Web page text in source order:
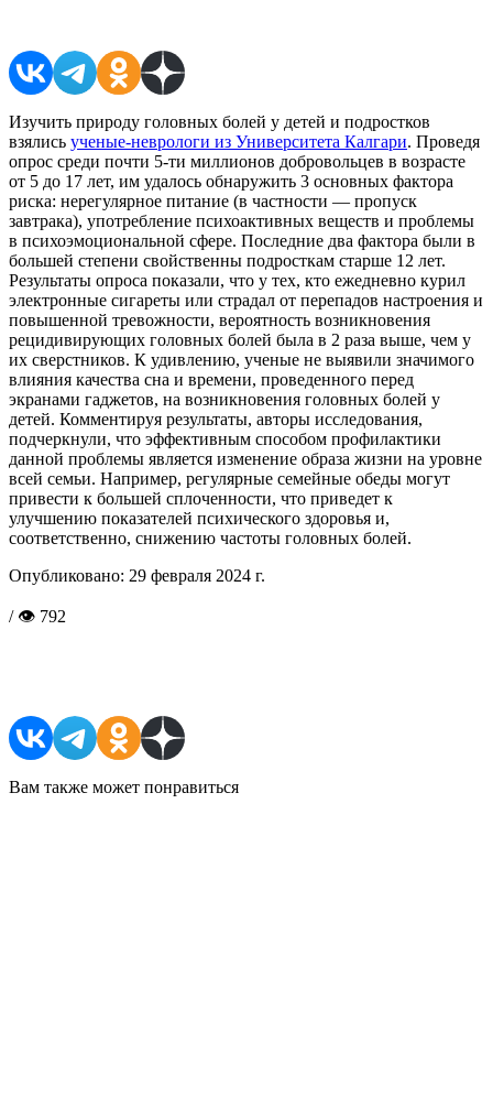
Изучить природу головных болей у детей и подростков
взялись ученые-неврологи из Университета Калгари. Проведя
опрос среди почти 5-ти миллионов добровольцев в возрасте
от 5 до 17 лет, им удалось обнаружить 3 основных фактора
риска: нерегулярное питание (в частности — пропуск
завтрака), употребление психоактивных веществ и проблемы
в психоэмоциональной сфере. Последние два фактора были в
большей степени свойственны подросткам старше 12 лет.
Результаты опроса показали, что у тех, кто ежедневно курил
электронные сигареты или страдал от перепадов настроения и
повышенной тревожности, вероятность возникновения
рецидивирующих головных болей была в 2 раза выше, чем у
их сверстников. К удивлению, ученые не выявили значимого
влияния качества сна и времени, проведенного перед
экранами гаджетов, на возникновения головных болей у
детей. Комментируя результаты, авторы исследования,
подчеркнули, что эффективным способом профилактики
данной проблемы является изменение образа жизни на уровне
всей семьи. Например, регулярные семейные обеды могут
привести к большей сплоченности, что приведет к
улучшению показателей психического здоровья и,
соответственно, снижению частоты головных болей.
Опубликовано: 29 февраля 2024 г.
/ 👁 792
Вам также может понравиться